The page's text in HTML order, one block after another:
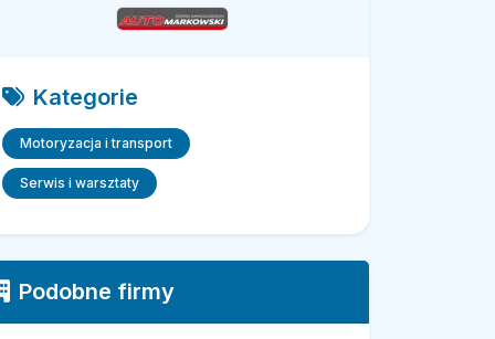
Kategorie
Motoryzacja i transport
Serwis i warsztaty
Podobne firmy